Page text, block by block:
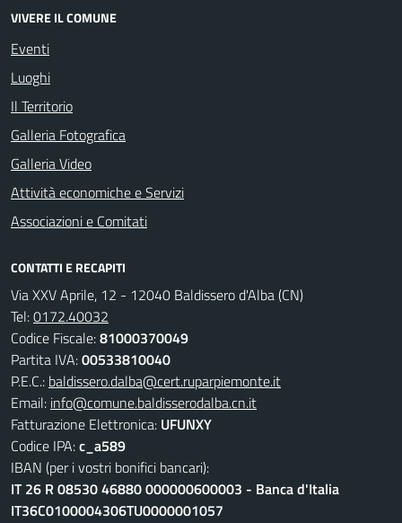
VIVERE IL COMUNE
Eventi
Luoghi
Il Territorio
Galleria Fotografica
Galleria Video
Attività economiche e Servizi
Associazioni e Comitati
CONTATTI E RECAPITI
Via XXV Aprile, 12 - 12040 Baldissero d'Alba (CN)
Tel:0172.40032
Codice Fiscale:81000370049
Partita IVA:00533810040
P.E.C.: baldissero.dalba@cert.ruparpiemonte.it
Email: info@comune.baldisserodalba.cn.it
Fatturazione Elettronica: UFUNXY
Codice IPA:c_a589
IBAN (per i vostri bonifici bancari):
IT 26 R 08530 46880 000000600003 - Banca d'Italia
IT36C0100004306TU0000001057